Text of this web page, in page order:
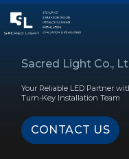
HOME
ABOUT US
PRODUCT
Sacred Light Co.,
Your Reliable LED Partner
Turn-Key Installation Team
CONTACT US